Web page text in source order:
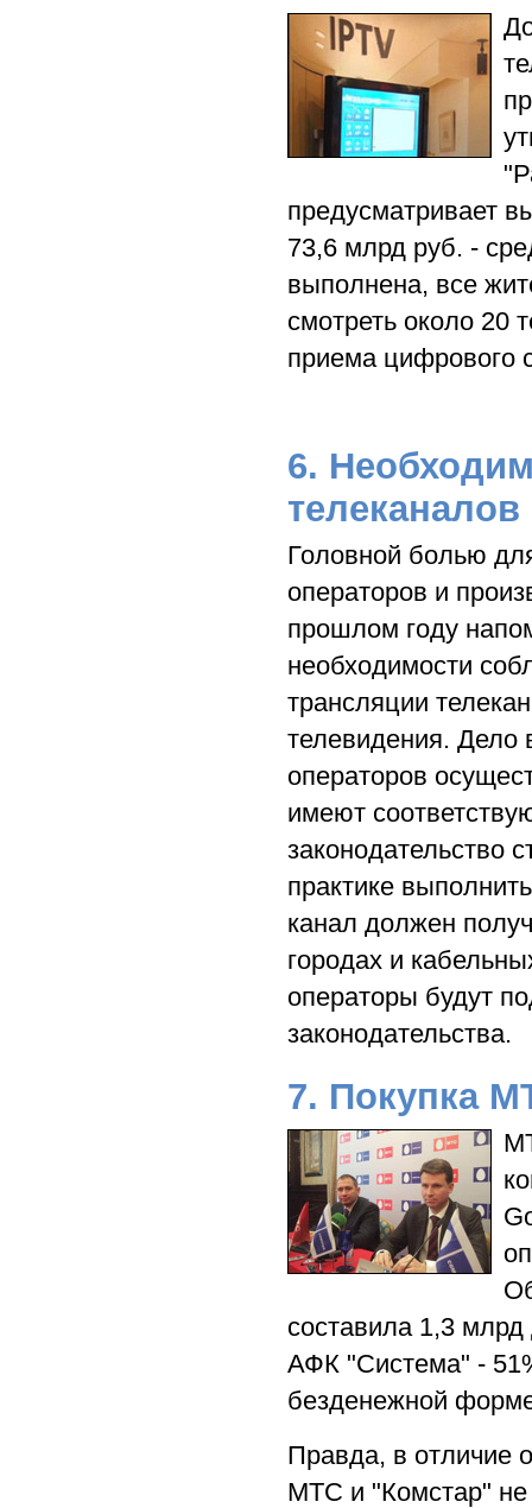
предусматривает
73,6 млрд руб. -
выполнена, все
смотреть около 20
приема цифрового
6.
телеканалов
Головной болью
операторов и
прошлом году
необходимости
трансляции
телевидения. Дело
операторов
имеют
законодательство
практике
канал должен
городах и
операторы будут
законодательства.
7. Покупка
составила 1,3
АФК "Система" -
безденежной
Правда, в отличие
МТС и "Комстар" не